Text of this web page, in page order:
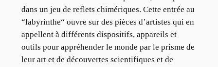
dans un jeu de reflets chimériques. Cette entrée au
“labyrinthe“ ouvre sur des pièces d’artistes qui en
appellent à différents dispositifs, appareils et
outils pour appréhender le monde par le prisme de
leur art et de découvertes scientifiques et de